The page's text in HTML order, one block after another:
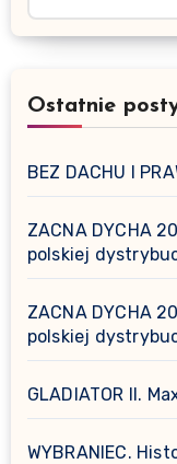
Ostatnie
BEZ DACHU I
ZACNA DYCHA
polskiej
ZACNA DYCHA
polskiej
GLADIATOR II.
WYBRANIEC.